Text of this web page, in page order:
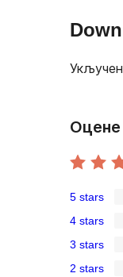
Оцене
5-
star
review
5 stars
4-
star
4 stars
3-
3 stars
2 stars